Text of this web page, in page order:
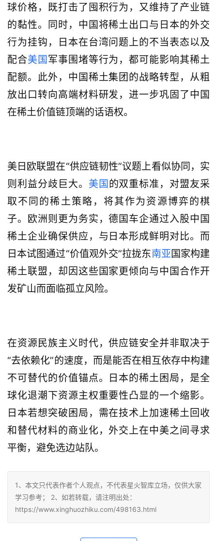
球价格，既打击了囤积行为，又维持了产业链
的黏性。同时，中国将稀土出口与日本的外交
行为挂钩，日本在台湾问题上的不当表态以及
配合美国 军事围堵等行为，都可能影响其稀土
配额。此外，中国稀土集团的战略转型，从粗
放出口转向高端材料研发，进一步巩固了中国
在稀土价值链顶端的话语权。
美日欧联盟在“供应链韧性”议题上看似协同，实
则利益分歧巨大。 美国 的双重标准，对盟友采
取不同的稀土策略，将其作为资源博弈的棋
子。欧洲则更为务实，德国车企通过入股中国
稀土企业确保供应，与日本形成鲜明对比。而
日本试图通过“价值观外交”拉拢东南亚国家构建
稀土联盟，却因这些国家更倾向与中国合作开
发矿山而面临孤立风险。
在资源民族主义时代，供应链安全并非取决于
“去依赖化”的速度，而是能否在相互依存中构建
不可替代的价值锚点。日本的稀土困局，是全
球化退潮下资源主权重要性凸显的一个缩影。
日本若想突破困局，需在技术上加速稀土回收
和替代材料的商业化，外交上在中美之间寻求
平衡，避免选边站队。
1、本文只代表作者个人观点，不代表星火智库立场，仅供大家
学习参考； 2、如若转载，请注明出处：
https://www.xinghuozhiku.com/498163.html